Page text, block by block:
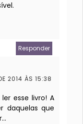
Responder
2014 ÀS 15:38
esse livro! A
daquelas que